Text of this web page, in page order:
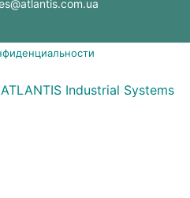
Industrial Systems